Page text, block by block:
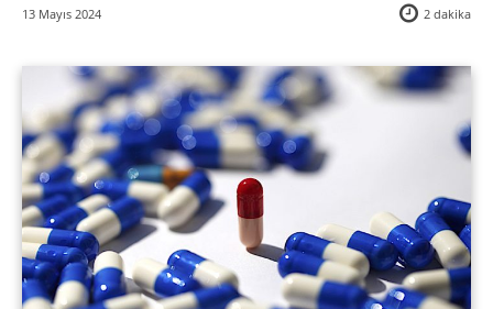
13 Mayıs 2024 2 dakika